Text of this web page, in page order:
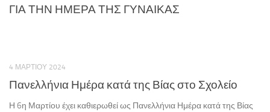
ΓΙΑ ΤΗΝ ΗΜΕΡΑ ΤΗΣ ΓΥΝΑΙΚΑΣ
4 ΜΑΡΤΊΟΥ 2024
Πανελλήνια Ημέρα κατά της Βίας στο Σχολείο
Η 6η Μαρτίου έχει καθιερωθεί ως Πανελλήνια Ημέρα κατά της Βίας